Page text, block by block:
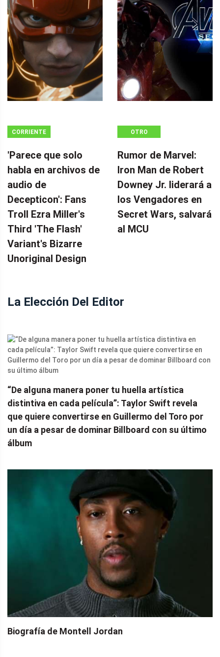
CORRIENTE
'Parece que solo
habla en archivos de
audio de
Decepticon': Fans
Troll Ezra Miller's
Third 'The Flash'
Variant's Bizarre
Unoriginal Design
OTRO
Rumor de Marvel:
Iron Man de Robert
Downey Jr. liderará a
los Vengadores en
Secret Wars, salvará
al MCU
La Elección Del Editor
“De alguna manera poner tu huella artística
distintiva en cada película”: Taylor Swift revela
que quiere convertirse en Guillermo del Toro por
un día a pesar de dominar Billboard con su último
álbum
Biografía de Montell Jordan